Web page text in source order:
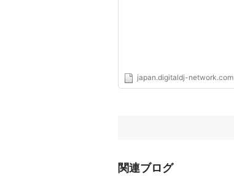
japan.digitaldj-network.com
関連ブログ